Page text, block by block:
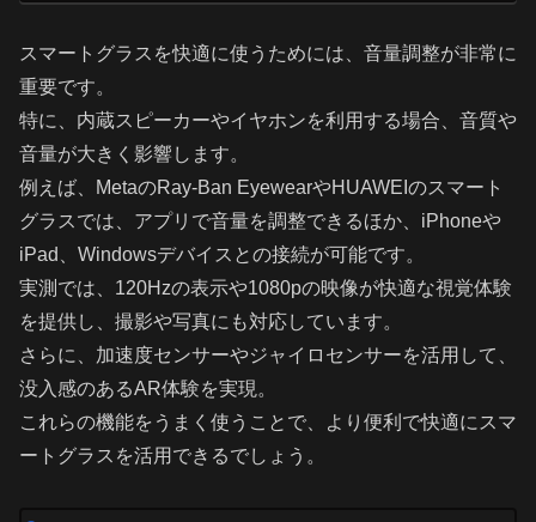
スマートグラスを快適に使うためには、音量調整が非常に
重要です。
特に、内蔵スピーカーやイヤホンを利用する場合、音質や
音量が大きく影響します。
例えば、MetaのRay-Ban EyewearやHUAWEIのスマート
グラスでは、アプリで音量を調整できるほか、iPhoneや
iPad、Windowsデバイスとの接続が可能です。
実測では、120Hzの表示や1080pの映像が快適な視覚体験
を提供し、撮影や写真にも対応しています。
さらに、加速度センサーやジャイロセンサーを活用して、
没入感のあるAR体験を実現。
これらの機能をうまく使うことで、より便利で快適にスマ
ートグラスを活用できるでしょう。